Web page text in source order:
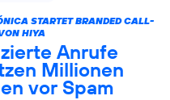
STARTET BRANDED CALL-
HIYA
Anrufe
Millionen
vor Spam